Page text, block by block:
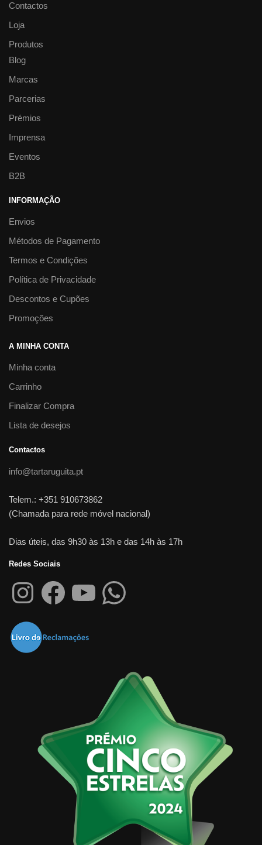
Contactos
Loja
Produtos
Blog
Marcas
Parcerias
Prémios
Imprensa
Eventos
B2B
INFORMAÇÃO
Envios
Métodos de Pagamento
Termos e Condições
Política de Privacidade
Descontos e Cupões
Promoções
A MINHA CONTA
Minha conta
Carrinho
Finalizar Compra
Lista de desejos
Contactos
info@tartaruguita.pt
Telem.: +351 910673862
(Chamada para rede móvel nacional)
Dias úteis, das 9h30 às 13h e das 14h às 17h
Redes Sociais